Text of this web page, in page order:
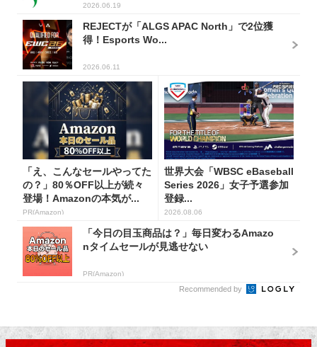
2026.06.19
REJECTが「ALGS APAC North」で2位獲
得！Esports Wo...
2026.06.11
「え、こんなセールやってた
の？」80％OFF以上が続々
登場！Amazonの本気が...
PR(Amazon)
世界大会「WBSC eBaseball
Series 2026」女子予選参加
登録...
2026.08.06
「今日の目玉商品は？」毎日変わるAmazo
nタイムセールが見逃せない
PR(Amazon)
Recommended by